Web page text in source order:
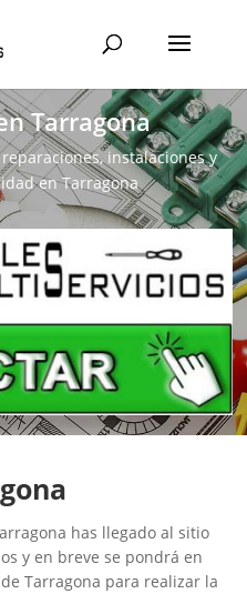
Tarragona
instalaciones y
en Tarragona
has llegado al sitio
y en breve se pondrá en
Tarragona para realizar la